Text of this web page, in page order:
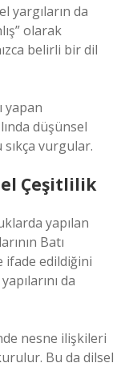
yargıların da
olarak
belirli bir dil
yapan
düşünsel
vurgular.
Çeşitlilik
yapılan
Batı
ifade edildiğini
da
nesne ilişkileri
Bu da dilsel